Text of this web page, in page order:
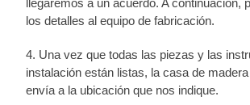
llegaremos a un acuerdo. A continuación,
los detalles al equipo de fabricación.
4. Una vez que todas las piezas y las
instalación están listas, la casa de
envía a la ubicación que nos indique.